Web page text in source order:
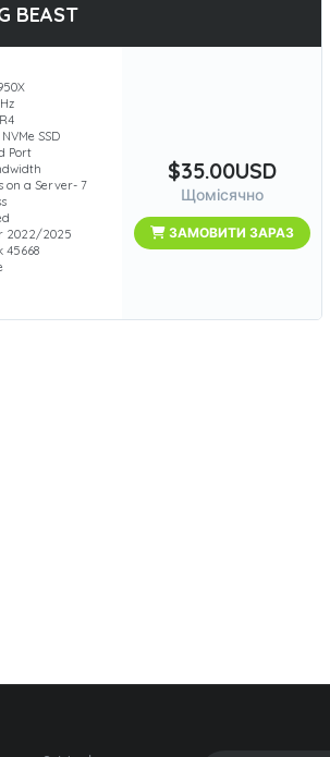
BEAST
SSD
Port
on a Server- 7
2022/2025
45668
$35.00USD
Щомісячно
ЗАМОВИТИ ЗАРАЗ